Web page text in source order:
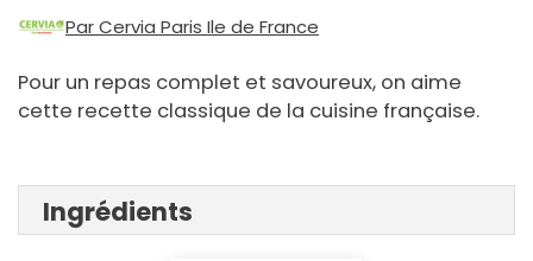
Par Cervia Paris Ile de France
Pour un repas complet et savoureux, on aime
cette recette classique de la cuisine française.
Ingrédients